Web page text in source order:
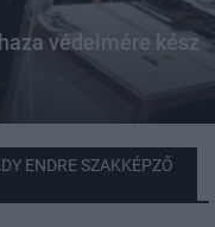
védelmére kész
ENDRE SZAKKÉPZŐ